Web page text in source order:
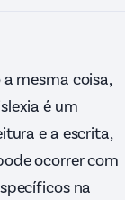
mesma coisa,
é um
e a escrita,
ocorrer com
na